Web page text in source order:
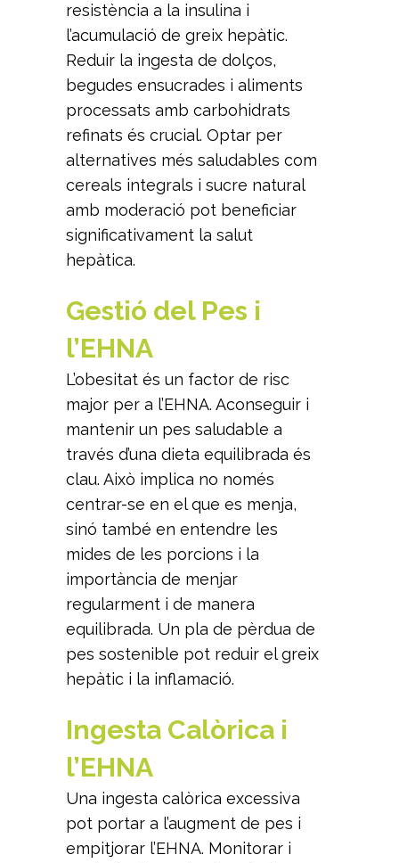
resistència a la insulina i
l’acumulació de greix hepàtic.
Reduir la ingesta de dolços,
begudes ensucrades i aliments
processats amb carbohidrats
refinats és crucial. Optar per
alternatives més saludables com
cereals integrals i sucre natural
amb moderació pot beneficiar
significativament la salut
hepàtica.
Gestió del Pes i
l’EHNA
L’obesitat és un factor de risc
major per a l’EHNA. Aconseguir i
mantenir un pes saludable a
través d’una dieta equilibrada és
clau. Això implica no només
centrar-se en el que es menja,
sinó també en entendre les
mides de les porcions i la
importància de menjar
regularment i de manera
equilibrada. Un pla de pèrdua de
pes sostenible pot reduir el greix
hepàtic i la inflamació.
Ingesta Calòrica i
l’EHNA
Una ingesta calòrica excessiva
pot portar a l’augment de pes i
empitjorar l’EHNA. Monitorar i